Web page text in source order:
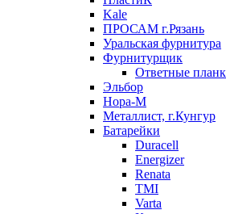
Kale
ПРОСАМ г.Рязань
Уральская фурнитура
Фурнитурщик
Ответные
Эльбор
Нора-М
Металлист, г.Кунгур
Батарейки
Duracell
Energizer
Renata
TMI
Varta